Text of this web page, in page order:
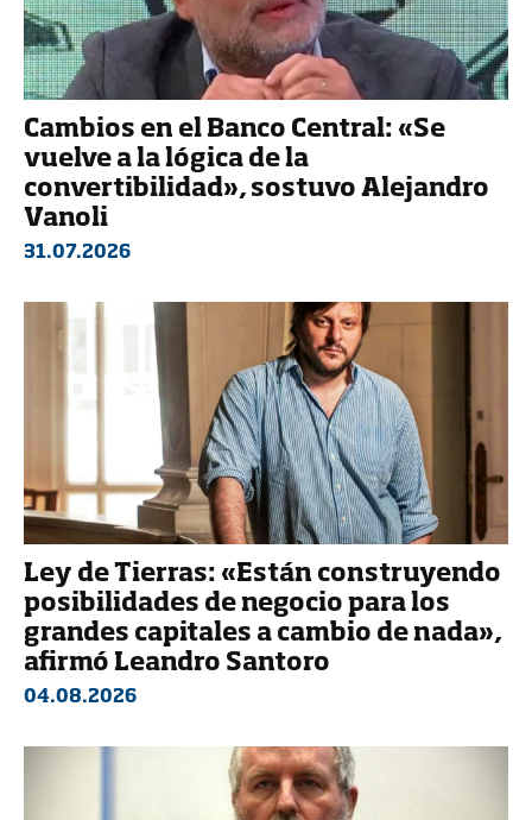
Cambios en el Banco Central: «Se
vuelve a la lógica de la
convertibilidad», sostuvo Alejandro
Vanoli
31.07.2026
Ley de Tierras: «Están construyendo
posibilidades de negocio para los
grandes capitales a cambio de nada»,
afirmó Leandro Santoro
04.08.2026